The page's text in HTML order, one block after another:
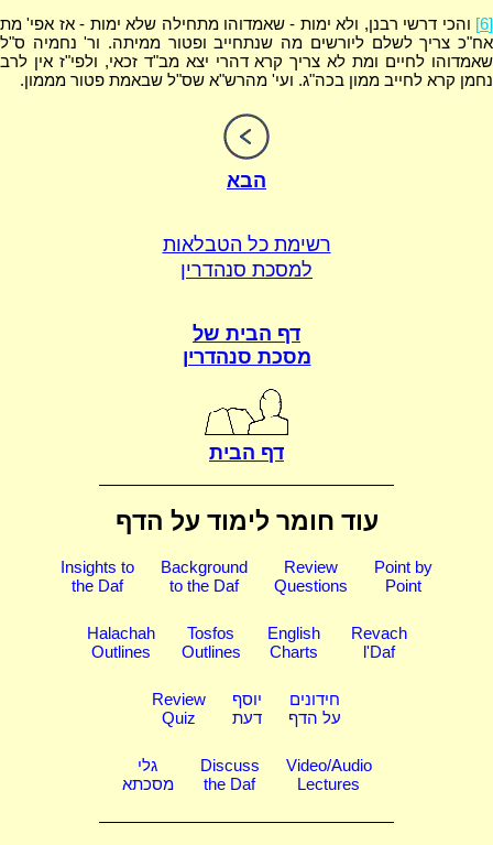
[6]
והכי דרשי רבנן, ולא ימות - שאמדוהו מתחילה שלא ימות - אז אפי' מת
אח"כ צריך לשלם ליורשים מה שנתחייב ופטור ממיתה. ור' נחמיה ס"ל
שאמדוהו לחיים ומת לא צריך קרא דהרי יצא מב"ד זכאי, ולפי"ז אין לרב
נחמן קרא לחייב ממון בכה"ג. ועי' מהרש"א שס"ל שבאמת פטור מממון.
הבא
רשימת כל הטבלאות
למסכת סנהדרין
דף הבית של
מסכת סנהדרין
דף הבית
עוד חומר לימוד על הדף
Insights to
the Daf
Background
to the Daf
Review
Questions
Point by
Point
Halachah
Outlines
Tosfos
Outlines
English
Charts
Revach
l'Daf
Review
Quiz
יוסף
דעת
חידונים
על הדף
גלי
מסכתא
Discuss
the Daf
Video/Audio
Lectures